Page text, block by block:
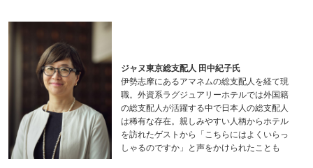
ジャヌ東京総支配人 田中紀子氏
伊勢志摩にあるアマネムの総支配人を経て現
職。外資系ラグジュアリーホテルでは外国籍
の総支配人が活躍する中で日本人の総支配人
は稀有な存在。親しみやすい人柄からホテル
を訪れたゲストから「こちらにはよくいらっ
しゃるのですか」と声をかけられたことも